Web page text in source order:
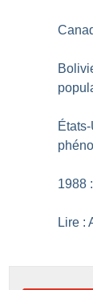
1988
Lire :